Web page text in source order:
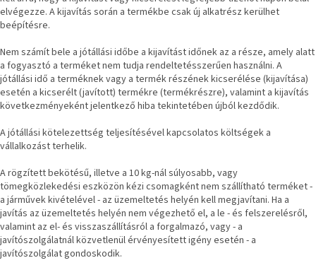
elvégezze. A kijavítás során a termékbe csak új alkatrész kerülhet
beépítésre.
Nem számít bele a jótállási időbe a kijavítást időnek az a része, amely alatt
a fogyasztó a terméket nem tudja rendeltetésszerűen használni. A
jótállási idő a terméknek vagy a termék részének kicserélése (kijavítása)
esetén a kicserélt (javított) termékre (termékrészre), valamint a kijavítás
következményeként jelentkező hiba tekintetében újból kezdődik.
A jótállási kötelezettség teljesítésével kapcsolatos költségek a
vállalkozást terhelik.
A rögzített bekötésű, illetve a 10 kg-nál súlyosabb, vagy
tömegközlekedési eszközön kézi csomagként nem szállítható terméket -
a járművek kivételével - az üzemeltetés helyén kell megjavítani. Ha a
javítás az üzemeltetés helyén nem végezhető el, a le - és felszerelésről,
valamint az el- és visszaszállításról a forgalmazó, vagy - a
javítószolgálatnál közvetlenül érvényesített igény esetén - a
javítószolgálat gondoskodik.